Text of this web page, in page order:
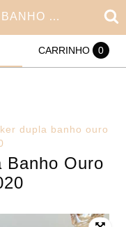
COLAR CHOCKER DUPLA BANHO OURO 18K - CH0020
CARRINHO 0
dupla banho ouro
Banho Ouro